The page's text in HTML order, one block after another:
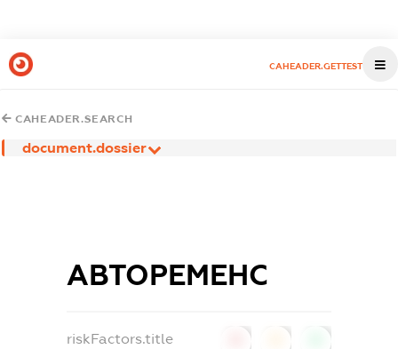
CAHEADER.GETTEST
CAHEADER.SEARCH
document.dossier
АВТОРЕМЕНС
riskFactors.title